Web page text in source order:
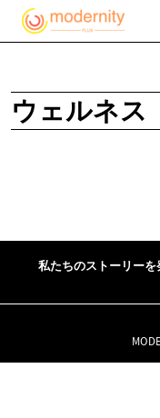
ウェルネス
私たちのストーリーを